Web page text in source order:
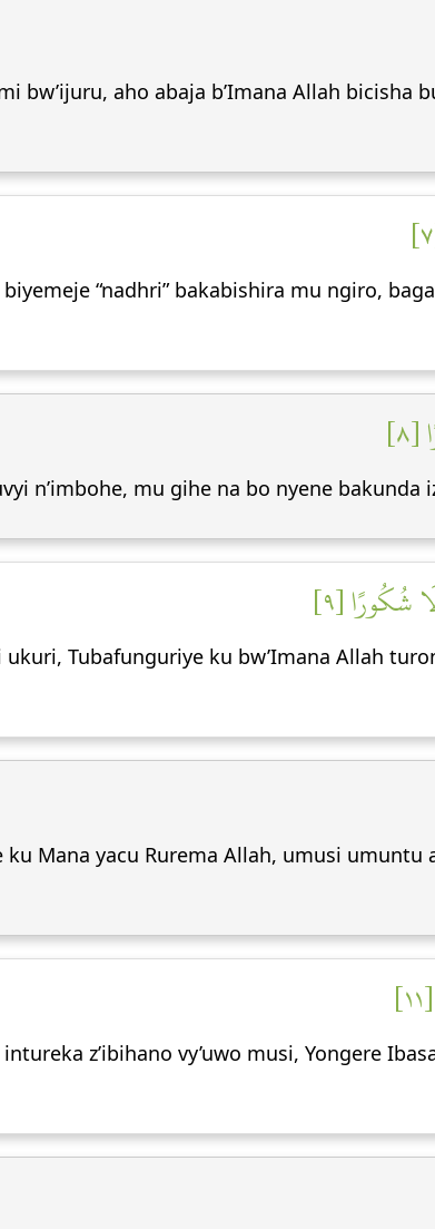
bw’ijuru, aho abaja b’Imana Allah bicisha
“nadhri” bakabishira mu ngiro,
n’imbohe, mu gihe na bo nyene
شُكُورًا [٩]
Tubafunguriye ku bw’Imana Allah
Mana yacu Rurema Allah, umusi
z’ibihano vy’uwo musi, Yongere